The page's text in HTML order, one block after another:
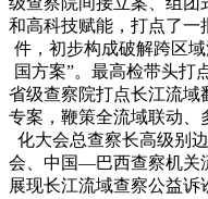
和高科技赋能，打点了一
件，初步构成破解跨区
国方案”。最高检带头打
省级查察院打点长江流域
专案，鞭策全流域联动、
化大会总查察长高级别
会、中国—巴西查察机关
展现长江流域查察公益诉